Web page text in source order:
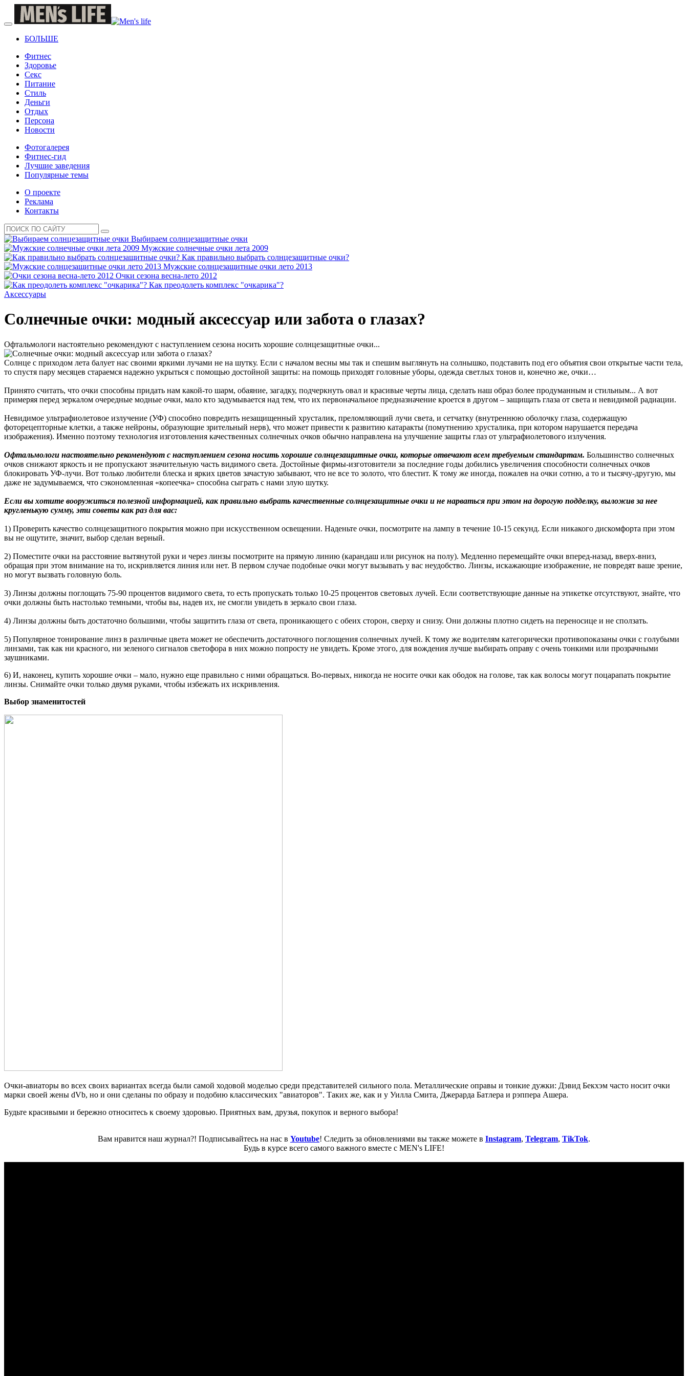
БОЛЬШЕ
Фитнес
Здоровье
Секс
Питание
Стиль
Деньги
Отдых
Персона
Новости
Фотогалерея
Фитнес-гид
Лучшие заведения
Популярные темы
О проекте
Реклама
Контакты
Выбираем солнцезащитные очки
Мужские солнечные очки лета 2009
Как правильно выбрать солнцезащитные очки?
Мужские солнцезащитные очки лето 2013
Очки сезона весна-лето 2012
Как преодолеть комплекс "очкарика"?
Аксессуары
Солнечные очки: модный аксессуар или забота о глазах?
Офтальмологи настоятельно рекомендуют с наступлением сезона носить хорошие солнцезащитные очки...
Солнце с приходом лета балует нас своими яркими лучами не на шутку. Если с началом весны мы так и спешим выглянуть на солнышко, подставить под его объятия свои открытые части тела,
то спустя пару месяцев стараемся надежно укрыться с помощью достойной защиты: на помощь приходят головные уборы, одежда светлых тонов и, конечно же, очки…
Принято считать, что очки способны придать нам какой-то шарм, обаяние, загадку, подчеркнуть овал и красивые черты лица, сделать наш образ более продуманным и стильным... А вот
примеряя перед зеркалом очередные модные очки, мало кто задумывается над тем, что их первоначальное предназначение кроется в другом – защищать глаза от света и невидимой радиации.
Невидимое ультрафиолетовое излучение (УФ) способно повредить незащищенный хрусталик, преломляющий лучи света, и сетчатку (внутреннюю оболочку глаза, содержащую
фоторецепторные клетки, а также нейроны, образующие зрительный нерв), что может привести к развитию катаракты (помутнению хрусталика, при котором нарушается передача
изображения). Именно поэтому технология изготовления качественных солнечных очков обычно направлена на улучшение защиты глаз от ультрафиолетового излучения.
Офтальмологи настоятельно рекомендуют с наступлением сезона носить хорошие солнцезащитные очки, которые отвечают всем требуемым стандартам. Большинство солнечных
очков снижают яркость и не пропускают значительную часть видимого света. Достойные фирмы-изготовители за последние годы добились увеличения способности солнечных очков
блокировать УФ-лучи. Вот только любители блеска и ярких цветов зачастую забывают, что не все то золото, что блестит. К тому же иногда, пожалев на очки сотню, а то и тысячу-другую, мы
даже не задумываемся, что сэкономленная «копеечка» способна сыграть с нами злую шутку.
Если вы хотите вооружиться полезной информацией, как правильно выбрать качественные солнцезащитные очки и не нарваться при этом на дорогую подделку, выложив за нее
кругленькую сумму, эти советы как раз для вас:
1) Проверить качество солнцезащитного покрытия можно при искусственном освещении. Наденьте очки, посмотрите на лампу в течение 10-15 секунд. Если никакого дискомфорта при этом
вы не ощутите, значит, выбор сделан верный.
2) Поместите очки на расстояние вытянутой руки и через линзы посмотрите на прямую линию (карандаш или рисунок на полу). Медленно перемещайте очки вперед-назад, вверх-вниз,
обращая при этом внимание на то, искривляется линия или нет. В первом случае подобные очки могут вызывать у вас неудобство. Линзы, искажающие изображение, не повредят ваше зрение,
но могут вызвать головную боль.
3) Линзы должны поглощать 75-90 процентов видимого света, то есть пропускать только 10-25 процентов световых лучей. Если соответствующие данные на этикетке отсутствуют, знайте, что
очки должны быть настолько темными, чтобы вы, надев их, не смогли увидеть в зеркало свои глаза.
4) Линзы должны быть достаточно большими, чтобы защитить глаза от света, проникающего с обеих сторон, сверху и снизу. Они должны плотно сидеть на переносице и не сползать.
5) Популярное тонирование линз в различные цвета может не обеспечить достаточного поглощения солнечных лучей. К тому же водителям категорически противопоказаны очки с голубыми
линзами, так как ни красного, ни зеленого сигналов светофора в них можно попросту не увидеть. Кроме этого, для вождения лучше выбирать оправу с очень тонкими или прозрачными
заушниками.
6) И, наконец, купить хорошие очки – мало, нужно еще правильно с ними обращаться. Во-первых, никогда не носите очки как ободок на голове, так как волосы могут поцарапать покрытие
линзы. Снимайте очки только двумя руками, чтобы избежать их искривления.
Выбор знаменитостей
Очки-авиаторы во всех своих вариантах всегда были самой ходовой моделью среди представителей сильного пола. Металлические оправы и тонкие дужки: Дэвид Бекхэм часто носит очки
марки своей жены dVb, но и они сделаны по образу и подобию классических "авиаторов". Таких же, как и у Уилла Смита, Джерарда Батлера и рэппера Ашера.
Будьте красивыми и бережно относитесь к своему здоровью. Приятных вам, друзья, покупок и верного выбора!
Вам нравится наш журнал?! Подписывайтесь на нас в Youtube! Следить за обновлениями вы также можете в Instagram, Telegram, TikTok.
Будь в курсе всего самого важного вместе с MEN's LIFE!